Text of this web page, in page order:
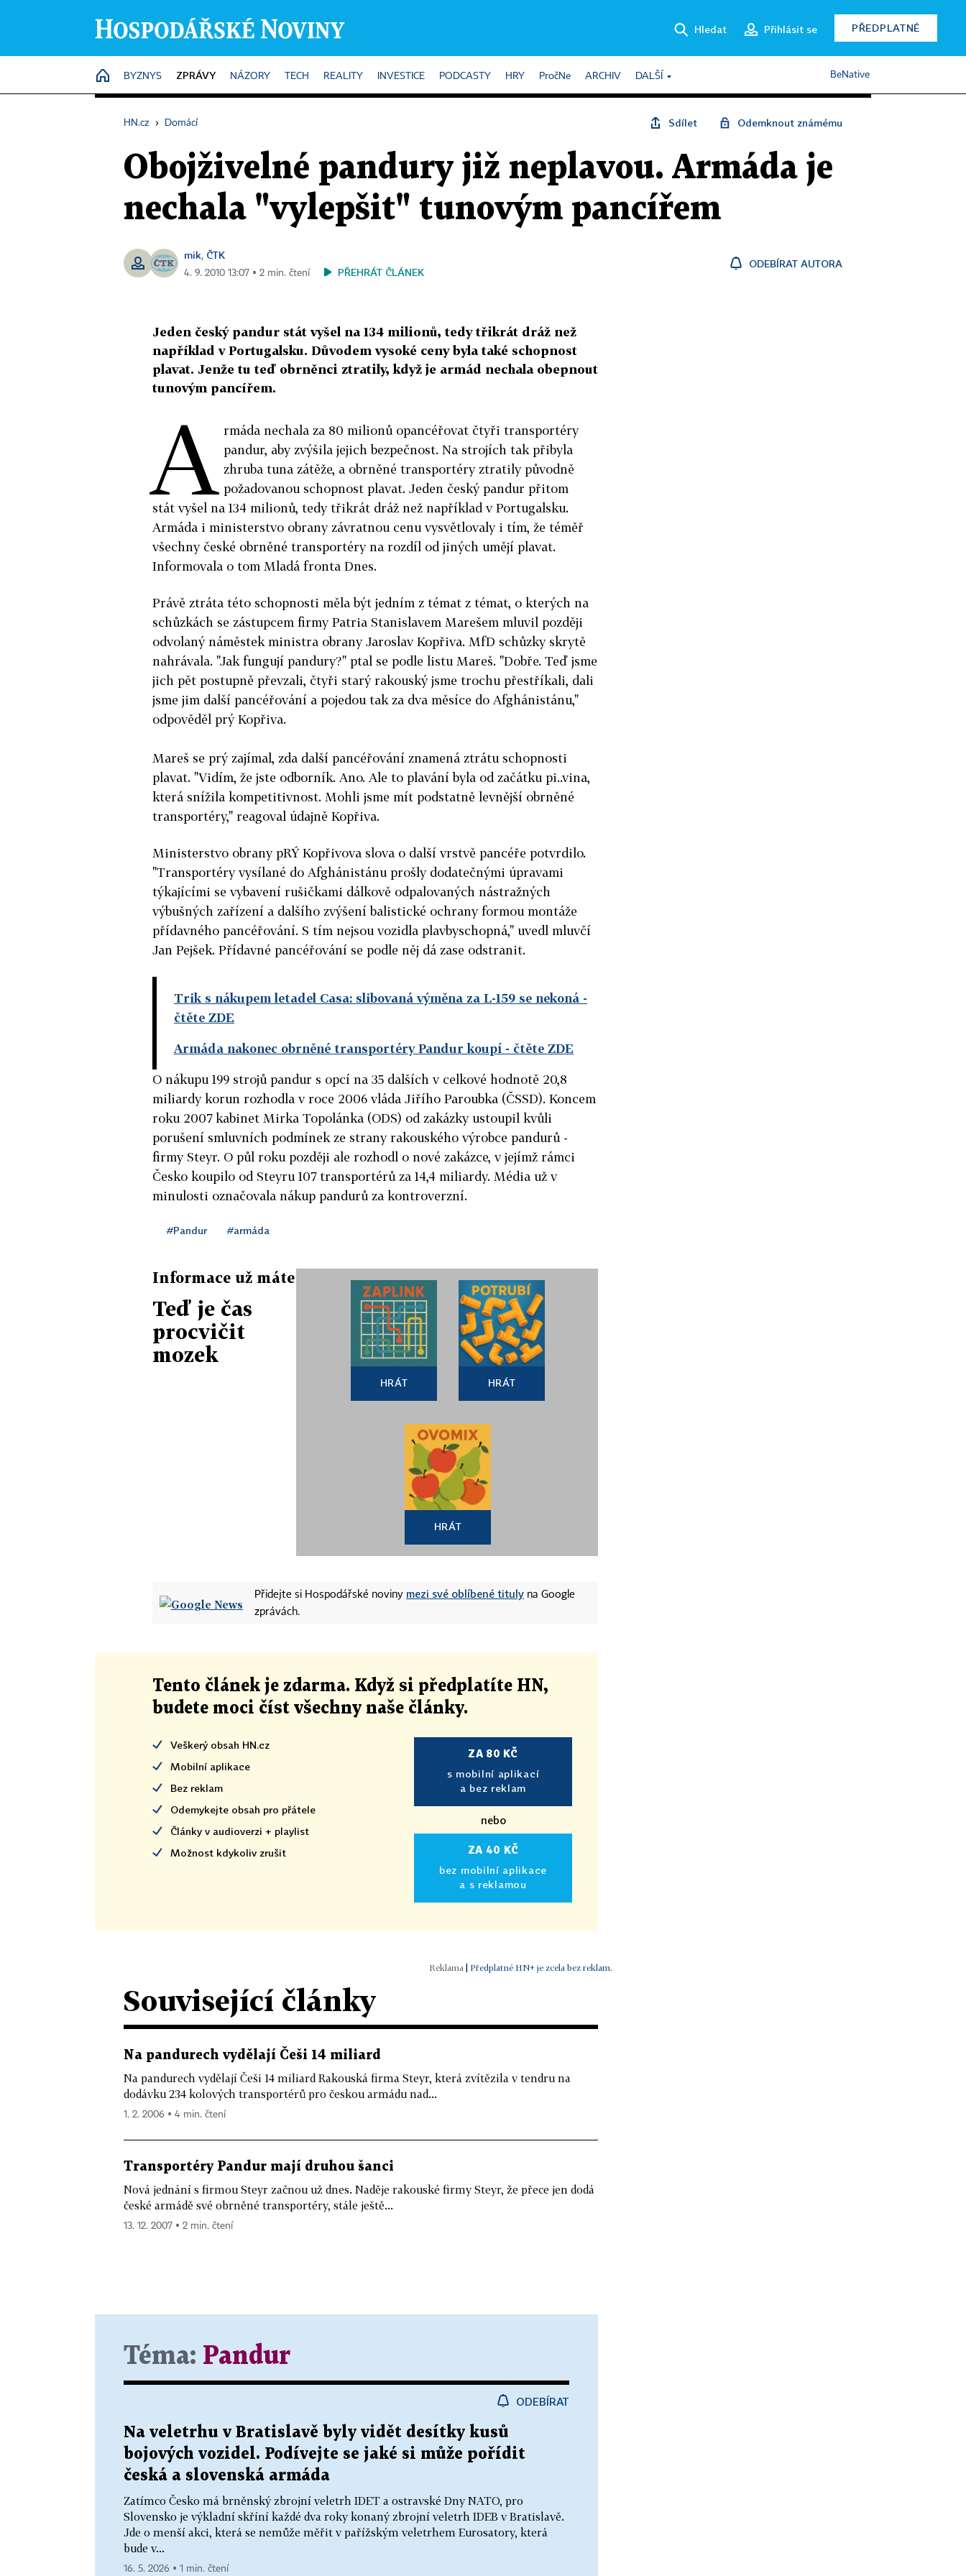
Hledat Přihlásit se PŘEDPLATNÉ
HOME
BYZNYS ZPRÁVY NÁZORY TECH REALITY INVESTICE PODCASTY HRY PročNe ARCHIV DALŠÍ BeNative
HN.cz › Domácí Sdílet Odemknout známému
Obojživelné pandury již neplavou. Armáda je
nechala "vylepšit" tunovým pancířem
mik, ČTK
4. 9. 2010 13:07 ▪ 2 min. čtení PŘEHRÁT ČLÁNEK
ODEBÍRAT AUTORA
Jeden český pandur stát vyšel na 134 milionů, tedy třikrát dráž než
například v Portugalsku. Důvodem vysoké ceny byla také schopnost
plavat. Jenže tu teď obrněnci ztratily, když je armád nechala obepnout
tunovým pancířem.
A rmáda nechala za 80 milionů opancéřovat čtyři transportéry
pandur, aby zvýšila jejich bezpečnost. Na strojích tak přibyla
zhruba tuna zátěže, a obrněné transportéry ztratily původně
požadovanou schopnost plavat. Jeden český pandur přitom
stát vyšel na 134 milionů, tedy třikrát dráž než například v Portugalsku.
Armáda i ministerstvo obrany závratnou cenu vysvětlovaly i tím, že téměř
všechny české obrněné transportéry na rozdíl od jiných umějí plavat.
Informovala o tom Mladá fronta Dnes.
Právě ztráta této schopnosti měla být jedním z témat z témat, o kterých na
schůzkách se zástupcem firmy Patria Stanislavem Marešem mluvil později
odvolaný náměstek ministra obrany Jaroslav Kopřiva. MfD schůzky skrytě
nahrávala. "Jak fungují pandury?" ptal se podle listu Mareš. "Dobře. Teď jsme
jich pět postupně převzali, čtyři starý rakouský jsme trochu přestříkali, dali
jsme jim další pancéřování a pojedou tak za dva měsíce do Afghánistánu,"
odpověděl prý Kopřiva.
Mareš se prý zajímal, zda další pancéřování znamená ztrátu schopnosti
plavat. "Vidím, že jste odborník. Ano. Ale to plavání byla od začátku pi..vina,
která snížila kompetitivnost. Mohli jsme mít podstatně levnější obrněné
transportéry," reagoval údajně Kopřiva.
Ministerstvo obrany pRÝ Kopřivova slova o další vrstvě pancéře potvrdilo.
"Transportéry vysílané do Afghánistánu prošly dodatečnými úpravami
týkajícími se vybavení rušičkami dálkově odpalovaných nástražných
výbušných zařízení a dalšího zvýšení balistické ochrany formou montáže
přídavného pancéřování. S tím nejsou vozidla plavbyschopná," uvedl mluvčí
Jan Pejšek. Přídavné pancéřování se podle něj dá zase odstranit.
Trik s nákupem letadel Casa: slibovaná výměna za L-159 se nekoná -
čtěte ZDE
Armáda nakonec obrněné transportéry Pandur koupí - čtěte ZDE
O nákupu 199 strojů pandur s opcí na 35 dalších v celkové hodnotě 20,8
miliardy korun rozhodla v roce 2006 vláda Jiřího Paroubka (ČSSD). Koncem
roku 2007 kabinet Mirka Topolánka (ODS) od zakázky ustoupil kvůli
porušení smluvních podmínek ze strany rakouského výrobce pandurů -
firmy Steyr. O půl roku později ale rozhodl o nové zakázce, v jejímž rámci
Česko koupilo od Steyru 107 transportérů za 14,4 miliardy. Média už v
minulosti označovala nákup pandurů za kontroverzní.
#Pandur #armáda
Informace už máte
Teď je čas
procvičit
mozek
HRÁT HRÁT
HRÁT
Přidejte si Hospodářské noviny mezi své oblíbené tituly na Google
zprávách.
Tento článek je zdarma. Když si předplatíte HN,
budete moci číst všechny naše články.
Veškerý obsah HN.cz
Mobilní aplikace
Bez reklam
Odemykejte obsah pro přátele
Články v audioverzi + playlist
Možnost kdykoliv zrušit
ZA 80 KČ
s mobilní aplikací
a bez reklam
nebo
ZA 40 KČ
bez mobilní aplikace
a s reklamou
Předplatné HN+ je zcela bez reklam.
Související články
Na pandurech vydělají Češi 14 miliard
Na pandurech vydělají Češi 14 miliard Rakouská firma Steyr, která zvítězila v tendru na
dodávku 234 kolových transportérů pro českou armádu nad...
1. 2. 2006 ▪ 4 min. čtení
Transportéry Pandur mají druhou šanci
Nová jednání s firmou Steyr začnou už dnes. Naděje rakouské firmy Steyr, že přece jen dodá
české armádě své obrněné transportéry, stále ještě...
13. 12. 2007 ▪ 2 min. čtení
Téma: Pandur
ODEBÍRAT
Na veletrhu v Bratislavě byly vidět desítky kusů
bojových vozidel. Podívejte se jaké si může pořídit
česká a slovenská armáda
Zatímco Česko má brněnský zbrojní veletrh IDET a ostravské Dny NATO, pro
Slovensko je výkladní skříní každé dva roky konaný zbrojní veletrh IDEB v Bratislavě.
Jde o menší akci, která se nemůže měřit v pařížským veletrhem Eurosatory, která
bude v...
16. 5. 2026 ▪ 1 min. čtení